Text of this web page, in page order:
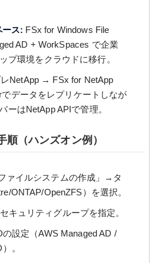
ス: FSx for Windows File
AD + WorkSpaces で企業
プ環境をクラウドに移行。
NetApp → FSx for NetApp
データをレプリケートしなが
ーはNetApp APIで管理。
（ハンズオン例）
ァイルシステムの作成」→タ
ONTAP/OpenZFS）を選択。
キュリティグループを指定。
設定（AWS Managed AD /
。